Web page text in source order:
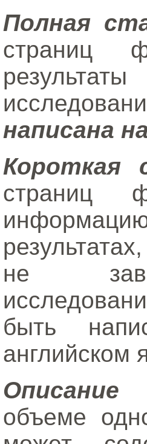
Полная
страниц
написана
Короткая
страниц
не
быть
английском
Описание
объеме